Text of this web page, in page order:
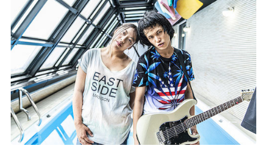
記事リクエスト
ログイン
LINK
muevoクラウドファンディング
muevoコミュニティ